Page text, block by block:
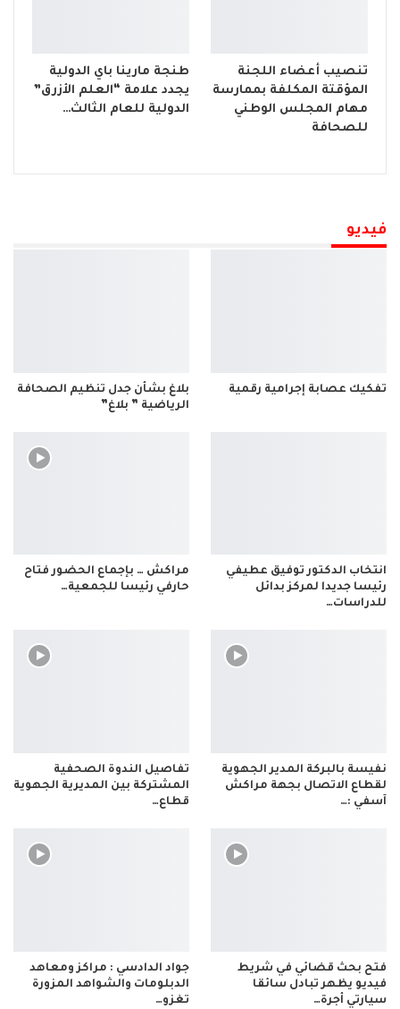
تنصيب أعضاء اللجنة
المؤقتة المكلفة بممارسة
مهام المجلس الوطني
للصحافة
طنجة مارينا باي الدولية
يجدد علامة “العلم الأزرق”
الدولية للعام الثالث…
فيديو
تفكيك عصابة إجرامية رقمية
بلاغ بشأن جدل تنظيم الصحافة
الرياضية ” بلاغ”
انتخاب الدكتور توفيق عطيفي
رئيسا جديدا لمركز بدائل
للدراسات…
مراكش … بإجماع الحضور فتاح
حارفي رئيسا للجمعية…
نفيسة بالبركة المدير الجهوية
لقطاع الاتصال بجهة مراكش
آسفي :…
تفاصيل الندوة الصحفية
المشتركة بين المديرية الجهوية
قطاع…
فتح بحث قضائي في شريط
فيديو يظهر تبادل سائقا
سيارتي أجرة…
جواد الدادسي : مراكز ومعاهد
الدبلومات والشواهد المزورة
تغزو…